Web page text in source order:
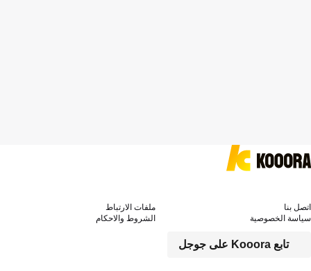
تابع Kooora على جوجل
اتصل بنا
ملفات الارتباط
سياسة الخصوصية
الشروط والاحكام